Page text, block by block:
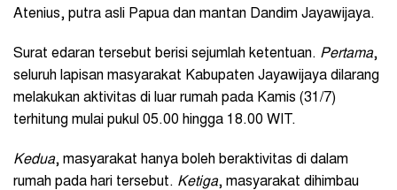
Atenius, putra asli Papua dan mantan Dandim Jayawijaya.
Surat edaran tersebut berisi sejumlah ketentuan. Pertama,
seluruh lapisan masyarakat Kabupaten Jayawijaya dilarang
melakukan aktivitas di luar rumah pada Kamis (31/7)
terhitung mulai pukul 05.00 hingga 18.00 WIT.
Kedua, masyarakat hanya boleh beraktivitas di dalam
rumah pada hari tersebut. Ketiga, masyarakat dihimbau